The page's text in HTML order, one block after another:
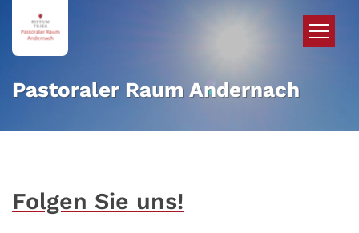
Zum Inhalt springen
Pastoraler Raum Andernach
Folgen Sie uns!